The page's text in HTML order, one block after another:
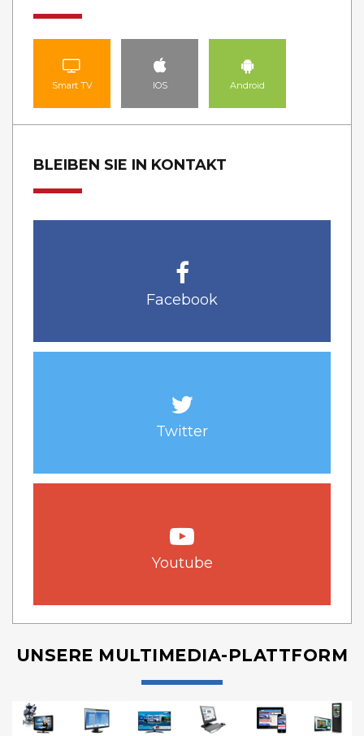
Smart TV IOS Android
BLEIBEN SIE IN KONTAKT
Facebook
Twitter
Youtube
UNSERE MULTIMEDIA-PLATTFORM